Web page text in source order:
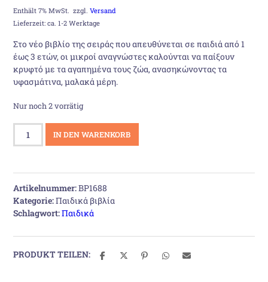
Preis
war:
11,99 €
Preis
ist:
9,99 €.
Enthält 7% MwSt. zzgl.Versand
Lieferzeit: ca. 1-2 Werktage
Στο νέο βιβλίο της σειράς που απευθύνεται σε παιδιά από 1
έως 3 ετών, οι μικροί αναγνώστες καλούνται να παίξουν
κρυφτό με τα αγαπημένα τους ζώα, ανασηκώνοντας τα
υφασμάτινα, μαλακά μέρη.
Nur noch 2 vorrätig
Πού
είναι
Menge
IN DEN WARENKORB
Artikelnummer:BP1688
Kategorie:Παιδικά βιβλία
Schlagwort:Παιδικά
PRODUKT TEILEN: